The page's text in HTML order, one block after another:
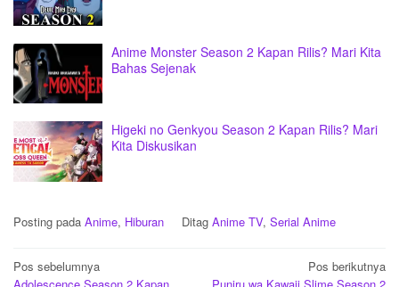
Anime Monster Season 2 Kapan Rilis? Mari Kita
Bahas Sejenak
Higeki no Genkyou Season 2 Kapan Rilis? Mari
Kita Diskusikan
Posting pada Anime, Hiburan Ditag Anime TV, Serial Anime
Navigasi
Pos sebelumnya
Pos berikutnya